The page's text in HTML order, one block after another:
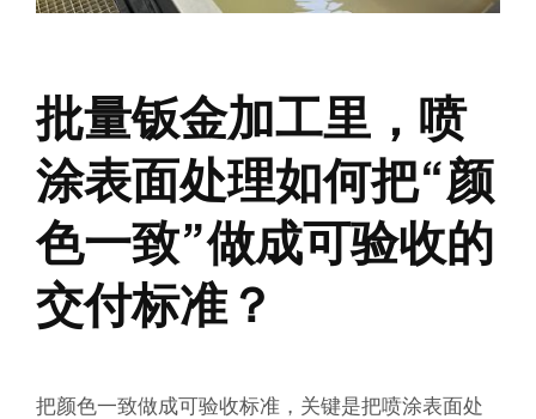
批量钣金加工里，喷
涂表面处理如何把“颜
色一致”做成可验收的
交付标准？
把颜色一致做成可验收标准，关键是把喷涂表面处